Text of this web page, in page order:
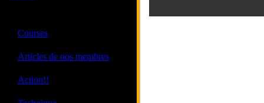
Courses
Articles de nos membres
Action!!